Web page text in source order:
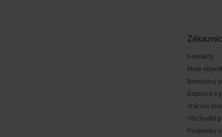
Kontakty
Moje
Bonusový
Doprava a
Vrácení
Obchodní
Podmínky